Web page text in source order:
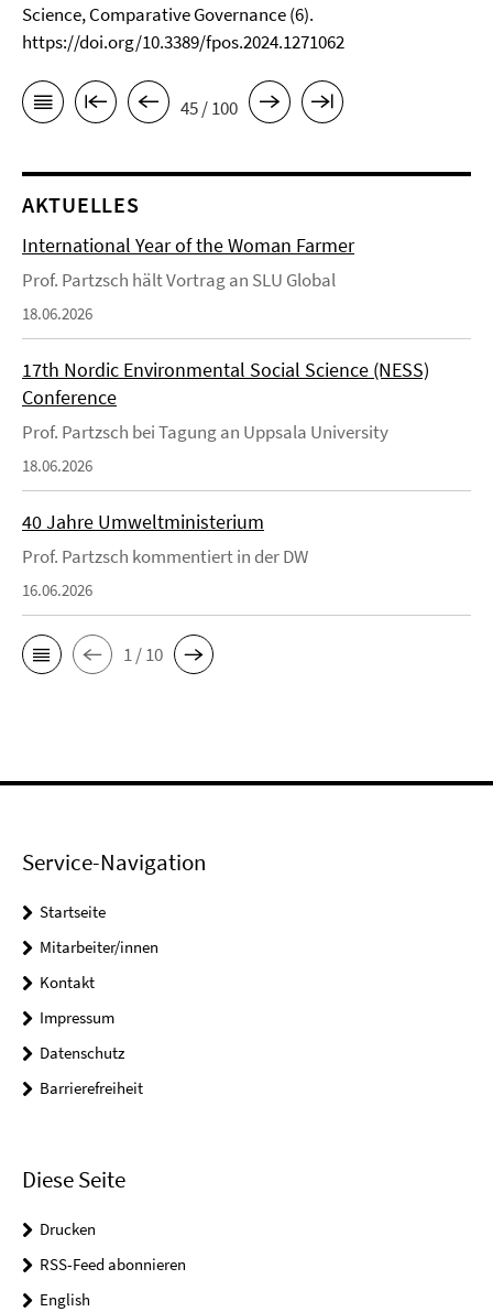
Science, Comparative Governance (6).
https://doi.org/10.3389/fpos.2024.1271062
45 / 100
AKTUELLES
International Year of the Woman Farmer
Prof. Partzsch hält Vortrag an SLU Global
18.06.2026
17th Nordic Environmental Social Science (NESS)
Conference
Prof. Partzsch bei Tagung an Uppsala University
18.06.2026
40 Jahre Umweltministerium
Prof. Partzsch kommentiert in der DW
16.06.2026
1 / 10
Service-Navigation
Startseite
Mitarbeiter/innen
Kontakt
Impressum
Datenschutz
Barrierefreiheit
Diese Seite
Drucken
RSS-Feed abonnieren
English